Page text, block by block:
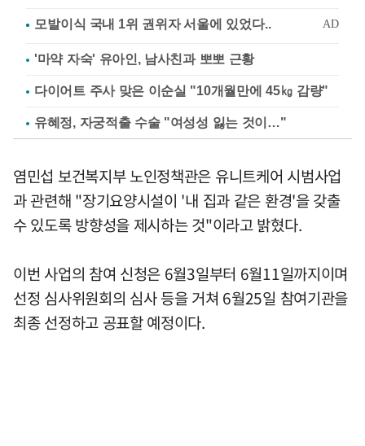
'마약 자숙' 유아인, 남사친과 뽀뽀 근황
다이어트 주사 맞은 이순실 "10개월만에 45㎏ 감량"
유혜정, 자궁적출 수술 "여성성 잃는 것이…"
염민섭 보건복지부 노인정책관은 유니트케어 시범사업
과 관련해 "장기요양시설이 '내 집과 같은 환경'을 갖출
수 있도록 방향성을 제시하는 것"이라고 밝혔다.
이번 사업의 참여 신청은 6월3일부터 6월11일까지이며
선정 심사위원회의 심사 등을 거쳐 6월25일 참여기관을
최종 선정하고 공표할 예정이다.